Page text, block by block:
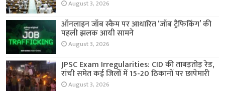
August 3, 2026
ऑनलाइन जॉब स्कैम पर आधारित ‘जॉब ट्रैफिकिंग’ की
पहली झलक आयी सामने
August 3, 2026
JPSC Exam Irregularities: CID की ताबड़तोड़ रेड,
रांची समेत कई जिलों में 15-20 ठिकानों पर छापेमारी
August 3, 2026